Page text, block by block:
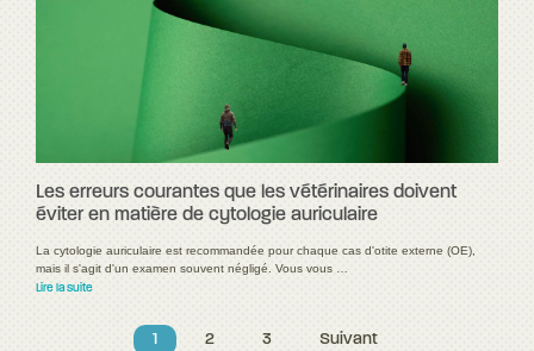
Les erreurs courantes que les vétérinaires doivent
éviter en matière de cytologie auriculaire
La cytologie auriculaire est recommandée pour chaque cas d'otite externe (OE),
mais il s'agit d'un examen souvent négligé. Vous vous …
Lire la suite
1 2 3 Suivant